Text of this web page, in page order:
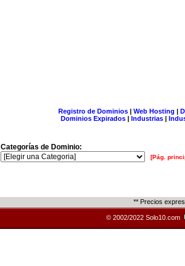
Registro de Dominios| Web Hosting |
Dominios Expirados | Industrias |
Categorías de Dominio:
[Pág.
** Precios
© 2002/2022 Solo10.com